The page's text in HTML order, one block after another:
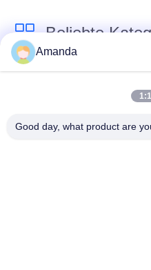
Beliebte
Amanda
Good day, what product are